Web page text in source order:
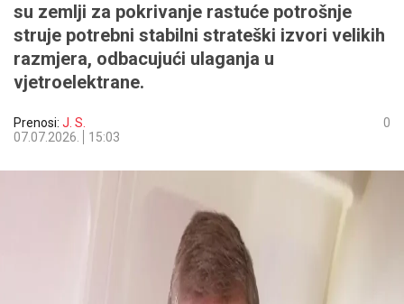
su zemlji za pokrivanje rastuće potrošnje
struje potrebni stabilni strateški izvori velikih
razmjera, odbacujući ulaganja u
vjetroelektrane.
Prenosi: J. S.
07.07.2026.
15:03
0